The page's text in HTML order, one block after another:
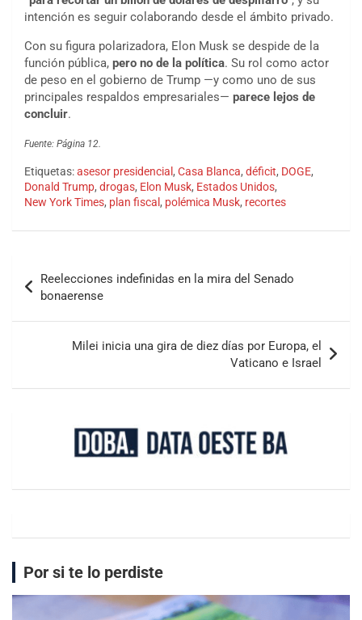
intención es seguir colaborando desde el ámbito privado.
Con su figura polarizadora, Elon Musk se despide de la
función pública, pero no de la política. Su rol como actor
de peso en el gobierno de Trump —y como uno de sus
principales respaldos empresariales— parece lejos de
concluir.
Fuente: Página 12.
Etiquetas:asesor presidencial , Casa Blanca, déficit, DOGE,
Donald Trump, drogas, Elon Musk, Estados Unidos,
New York Times, plan fiscal , polémica Musk, recortes
Reelecciones indefinidas en la mira del Senado
bonaerense
Milei inicia una gira de diez días por Europa, el
Vaticano e Israel
Por si te lo perdiste